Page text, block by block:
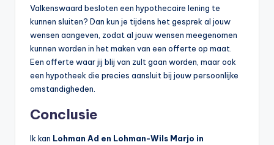
Valkenswaard besloten een hypothecaire lening te
kunnen sluiten? Dan kun je tijdens het gesprek al jouw
wensen aangeven, zodat al jouw wensen meegenomen
kunnen worden in het maken van een offerte op maat.
Een offerte waar jij blij van zult gaan worden, maar ook
een hypotheek die precies aansluit bij jouw persoonlijke
omstandigheden.
Conclusie
Ik kan Lohman Ad en Lohman-Wils Marjo in